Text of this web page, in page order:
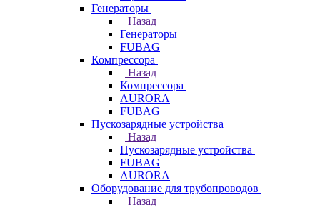
Генераторы
Назад
Генераторы
FUBAG
Компрессора
Назад
Компрессора
AURORA
FUBAG
Пускозарядные устройства
Назад
Пускозарядные устройства
FUBAG
AURORA
Оборудование для трубопроводов
Назад